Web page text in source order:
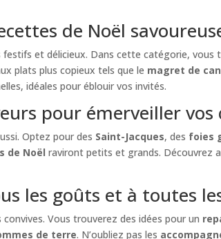
de Noël
et délicieux. Dans cette catégorie, vous
plats plus copieux tels que le magret de
idéales pour éblouir vos invités.
pour émerveiller vos
Optez pour des Saint-Jacques, des foies
de Noël raviront petits et grands. Découvrez
les goûts et à toutes
Vous trouverez des idées pour un
de terre. N’oubliez pas les